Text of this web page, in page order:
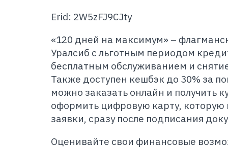
Erid: 2W5zFJ9CJty
«120 дней на максимум» –
Уралсиб с льготным периодом
бесплатным обслуживанием и
Также доступен кешбэк до 30% за
можно заказать онлайн и получить
оформить цифровую карту, которую
заявки, сразу после подписания
Оценивайте свои финансовые